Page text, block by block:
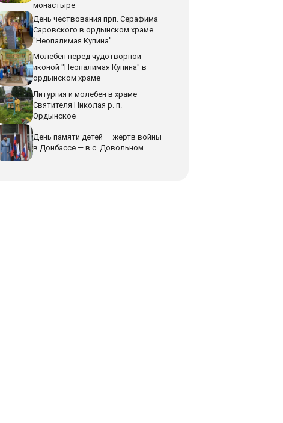
монастыре
День чествования прп. Серафима
Саровского в ордынском храме
"Неопалимая Купина".
Молебен перед чудотворной
иконой "Неопалимая Купина" в
ордынском храме
Литургия и молебен в храме
Святителя Николая р. п.
Ордынское
День памяти детей — жертв войны
в Донбассе — в с. Довольном